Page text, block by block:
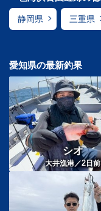
静岡県 三重県
愛知県の最新釣果
シオ
大井漁港／2 日前